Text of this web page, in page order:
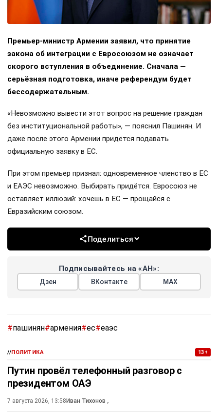
Премьер-министр Армении заявил, что принятие
закона об интеграции с Евросоюзом не означает
скорого вступления в объединение. Сначала —
серьёзная подготовка, иначе референдум будет
бессодержательным.
«Невозможно вывести этот вопрос на решение граждан
без институциональной работы», — пояснил Пашинян. И
даже после этого Армении придётся подавать
официальную заявку в ЕС.
При этом премьер признал: одновременное членство в ЕС
и ЕАЭС невозможно. Выбирать придётся. Евросоюз не
оставляет иллюзий: хочешь в ЕС — прощайся с
Евразийским союзом.
Поделиться
Подписывайтесь на «АН»:
Дзен ВКонтакте МАХ
#пашинян#армения#ес#еаэс
//ПОЛИТИКА 13+
Путин провёл телефонный разговор с
президентом ОАЭ
7 августа 2026, 13:58Иван Тихонов ,